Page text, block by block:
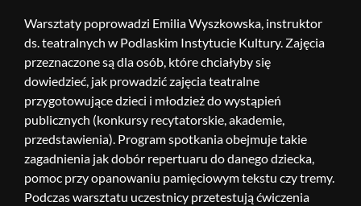
Warsztaty poprowadzi Emilia Wyszkowska, instruktor
ds. teatralnych w Podlaskim Instytucie Kultury. Zajęcia
przeznaczone są dla osób, które chciałyby się
dowiedzieć, jak prowadzić zajęcia teatralne
przygotowujące dzieci i młodzież do wystąpień
publicznych (konkursy recytatorskie, akademie,
przedstawienia). Program spotkania obejmuje takie
zagadnienia jak dobór repertuaru do danego dziecka,
pomoc przy opanowaniu pamięciowym tekstu czy tremy.
Podczas warsztatu uczestnicy przetestują ćwiczenia